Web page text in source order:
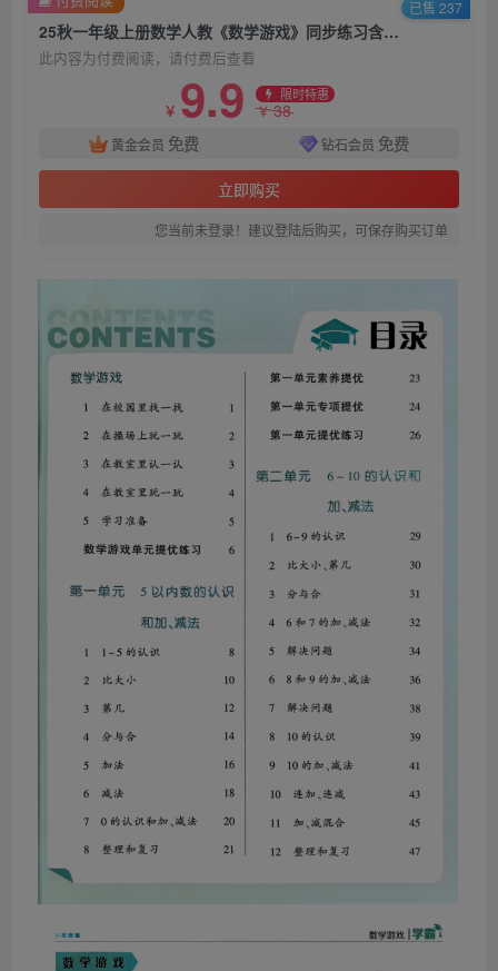
25秋一年级上册数学人教《数学游戏》同步练习含答案（学霸）
此内容为付费阅读，请付费后查看
￥ 9.9 限时特惠
￥38
黄金会员 免费 钻石会员 免费
立即购买
您当前未登录！建议登陆后购买，可保存购买订单
已售 237